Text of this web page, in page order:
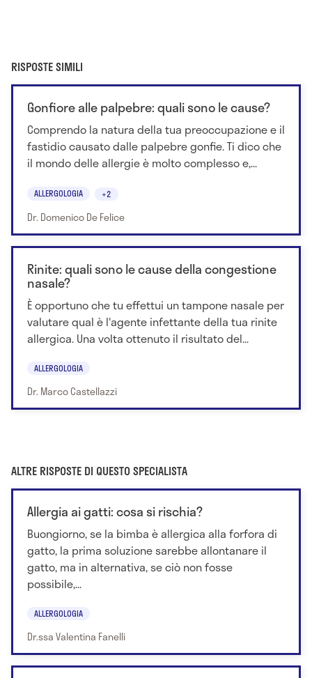
RISPOSTE SIMILI
Gonfiore alle palpebre: quali sono le cause?
Comprendo la natura della tua preoccupazione e il
fastidio causato dalle palpebre gonfie. Ti dico che
il mondo delle allergie è molto complesso e,...
ALLERGOLOGIA +2
Dr. Domenico De Felice
Rinite: quali sono le cause della congestione
nasale?
È opportuno che tu effettui un tampone nasale per
valutare qual è l'agente infettante della tua rinite
allergica. Una volta ottenuto il risultato del...
ALLERGOLOGIA
Dr. Marco Castellazzi
ALTRE RISPOSTE DI QUESTO SPECIALISTA
Allergia ai gatti: cosa si rischia?
Buongiorno, se la bimba è allergica alla forfora di
gatto, la prima soluzione sarebbe allontanare il
gatto, ma in alternativa, se ciò non fosse
possibile,...
ALLERGOLOGIA
Dr.ssa Valentina Fanelli